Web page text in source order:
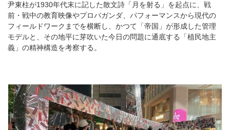
尹東柱が1930年代末に記した散文詩「月を射る」を起点に、戦
前・戦中の教育映像やプロパガンダ、パフォーマンスから現代の
フィールドワークまでを横断し、かつて「帝国」が形成した管理
モデルと、その地平に芽吹いた今日の問題に通底する「植民地主
義」の精神構造を考察する。